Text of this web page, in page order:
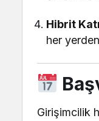
Hibrit
her
Girişimcilik